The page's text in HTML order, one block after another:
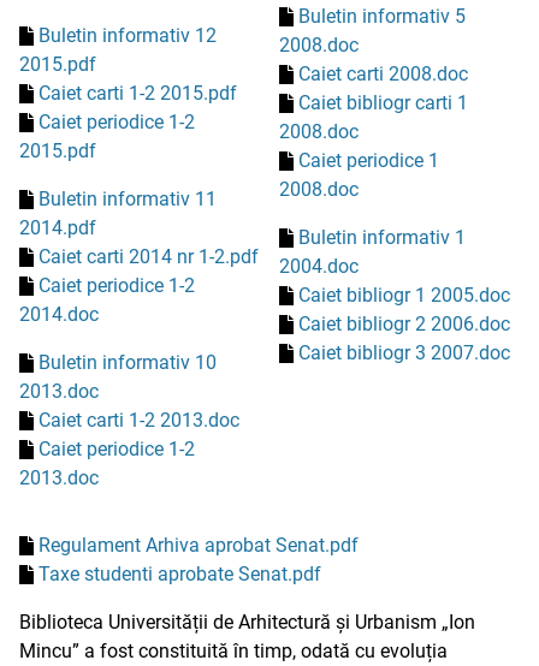
Buletin informativ 12
2015.pdf
Caiet carti 1-2 2015.pdf
Caiet periodice 1-2
2015.pdf
Buletin informativ 11
2014.pdf
Caiet carti 2014 nr 1-2.pdf
Caiet periodice 1-2
2014.doc
Buletin informativ 10
2013.doc
Caiet carti 1-2 2013.doc
Caiet periodice 1-2
2013.doc
Buletin informativ 5
2008.doc
Caiet carti 2008.doc
Caiet bibliogr carti 1
2008.doc
Caiet periodice 1
2008.doc
Buletin informativ 1
2004.doc
Caiet bibliogr 1 2005.doc
Caiet bibliogr 2 2006.doc
Caiet bibliogr 3 2007.doc
Regulament Arhiva aprobat Senat.pdf
Taxe studenti aprobate Senat.pdf
Biblioteca Universității de Arhitectură și Urbanism „Ion
Mincu” a fost constituită în timp, odată cu evoluția